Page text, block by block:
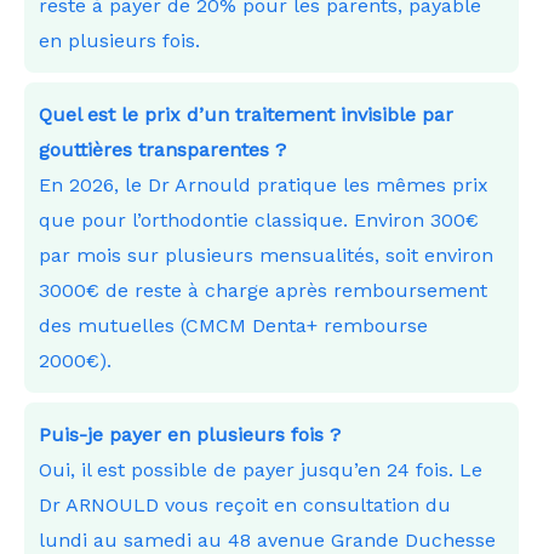
reste à payer de 20% pour les parents, payable
en plusieurs fois.
Quel est le prix d’un traitement invisible par
gouttières transparentes ?
En 2026, le Dr Arnould pratique les mêmes prix
que pour l’orthodontie classique. Environ 300€
par mois sur plusieurs mensualités, soit environ
3000€ de reste à charge après remboursement
des mutuelles (CMCM Denta+ rembourse
2000€).
Puis-je payer en plusieurs fois ?
Oui, il est possible de payer jusqu’en 24 fois. Le
Dr ARNOULD vous reçoit en consultation du
lundi au samedi au 48 avenue Grande Duchesse